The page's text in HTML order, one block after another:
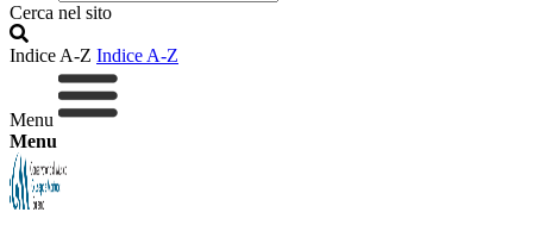
Cerca nel sito
Indice A-Z Indice A-Z
Menu
Menu